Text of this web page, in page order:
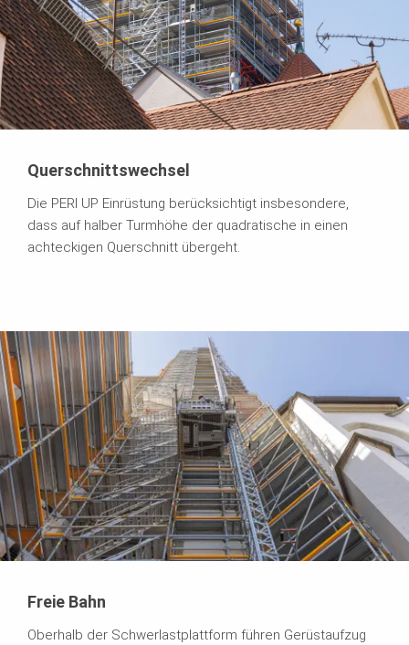
Querschnittswechsel
Die PERI UP Einrüstung berücksichtigt insbesondere,
dass auf halber Turmhöhe der quadratische in einen
achteckigen Querschnitt übergeht.
Freie Bahn
Oberhalb der Schwerlastplattform führen Gerüstaufzug